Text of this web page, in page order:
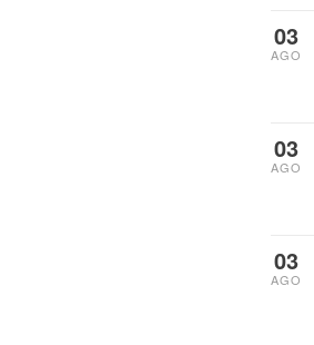
03
AGO
03
AGO
03
AGO